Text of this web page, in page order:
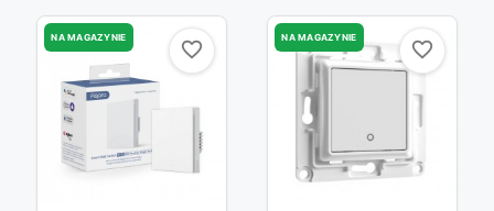
NA MAGAZYNIE
favorite_border
favorite_border
NA MAGAZYNIE
favorite_border
favorite_border